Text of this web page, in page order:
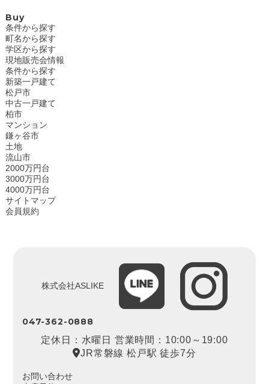
Buy
条件から探す
町名から探す
学区から探す
現地販売会情報
条件から探す
新築一戸建て
松戸市
中古一戸建て
柏市
マンション
鎌ヶ谷市
土地
流山市
2000万円台
3000万円台
4000万円台
サイトマップ
会員規約
株式会社ASLIKE
047-362-0888
定休日：水曜日 営業時間：10:00～19:00
JR常磐線 松戸駅 徒歩7分
お問い合わせ